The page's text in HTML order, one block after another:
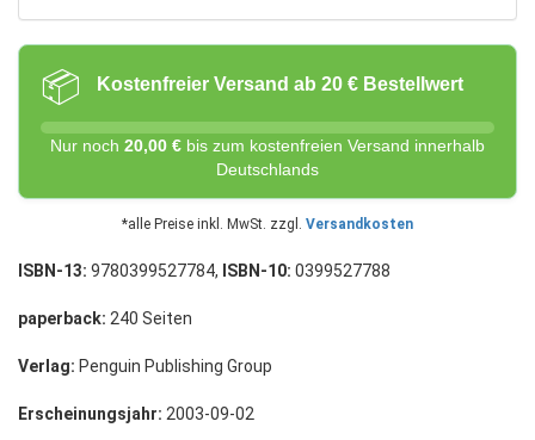
📦 Kostenfreier Versand ab 20 € Bestellwert
Nur noch 20,00 € bis zum kostenfreien Versand innerhalb
Deutschlands
*alle Preise inkl. MwSt. zzgl. Versandkosten
ISBN-13: 9780399527784, ISBN-10: 0399527788
paperback: 240 Seiten
Verlag: Penguin Publishing Group
Erscheinungsjahr: 2003-09-02